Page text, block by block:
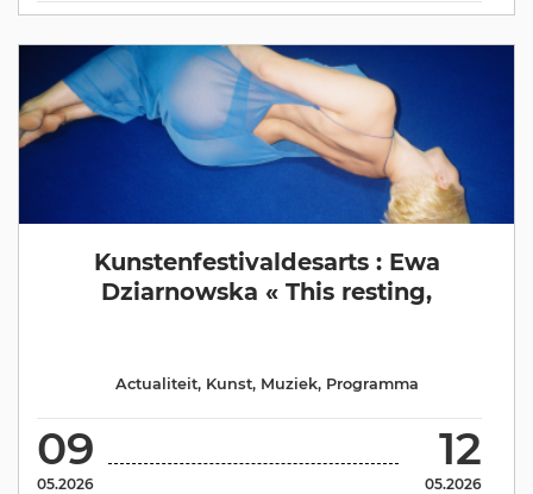
Kunstenfestivaldesarts : Ewa
Dziarnowska « This resting,
09
05.2026
12
05.2026
Actualiteit, Kunst, Muziek, Programma